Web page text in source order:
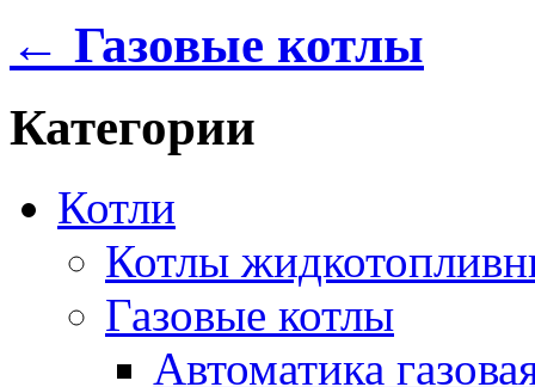
← Газовые котлы
Категории
Котли
Котлы
Газовые котлы
Автоматика